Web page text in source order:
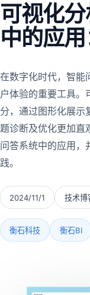
可视化
中的应
在数字化时代，智能
户体验的重要工具。
分，通过图形化展示
题诊断及优化更加直
问答系统中的应用，
践。
2024/11/1 技术博
衡石科技 衡石BI